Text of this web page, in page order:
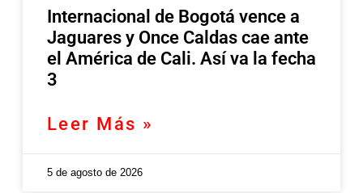
Internacional de Bogotá vence a
Jaguares y Once Caldas cae ante
el América de Cali. Así va la fecha
3
Leer Más »
5 de agosto de 2026